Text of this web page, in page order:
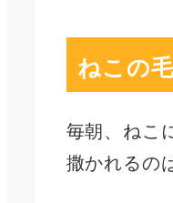
ねこの
毎朝、ねこ
撒かれるの